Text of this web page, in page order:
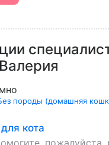
породы (домашняя
кота
пожалуйста,